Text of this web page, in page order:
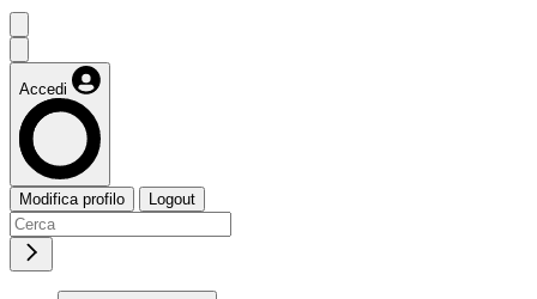
Accedi
Modifica profilo Logout